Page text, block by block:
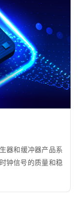
器和缓冲器产品系
钟信号的质量和稳